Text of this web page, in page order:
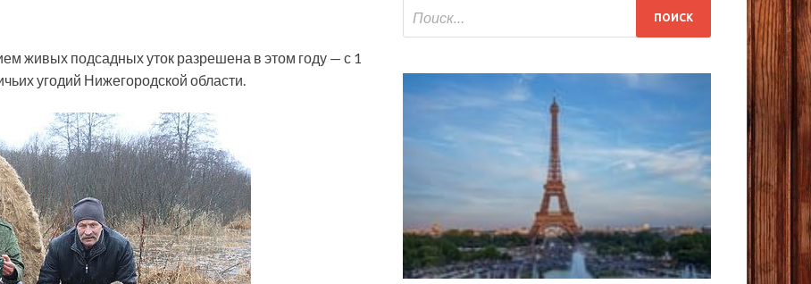
живых подсадных уток разрешена в этом году — с 1
угодий Нижегородской области.